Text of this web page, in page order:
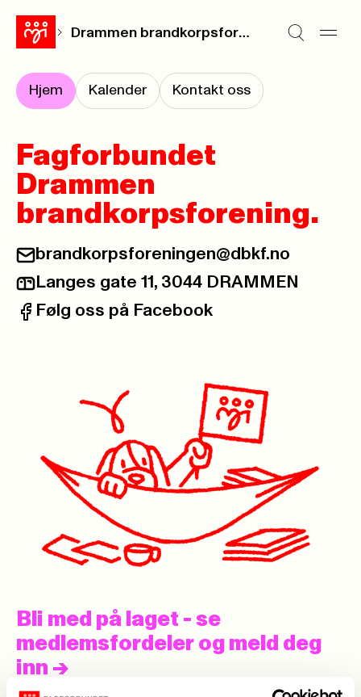
Drammen brandkorpsforening.
Hjem Kalender Kontakt oss
Fagforbundet
Drammen
brandkorpsforening.
E-post:
brandkorpsforeningen@dbkf.no
Postadresse:
Langes gate 11, 3044 DRAMMEN
Facebook:
Følg oss på Facebook
Bli med på laget - se
medlemsfordeler og meld deg
inn ->